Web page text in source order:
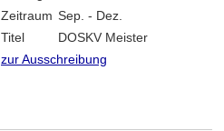
Zeitraum Sep. - Dez.
Titel
DOSKV Meister
zur Ausschreibung